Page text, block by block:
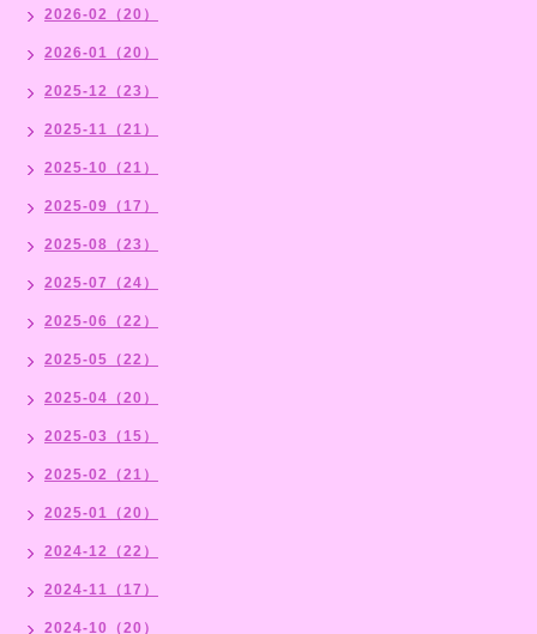
2026-02（20）
2026-01（20）
2025-12（23）
2025-11（21）
2025-10（21）
2025-09（17）
2025-08（23）
2025-07（24）
2025-06（22）
2025-05（22）
2025-04（20）
2025-03（15）
2025-02（21）
2025-01（20）
2024-12（22）
2024-11（17）
2024-10（20）